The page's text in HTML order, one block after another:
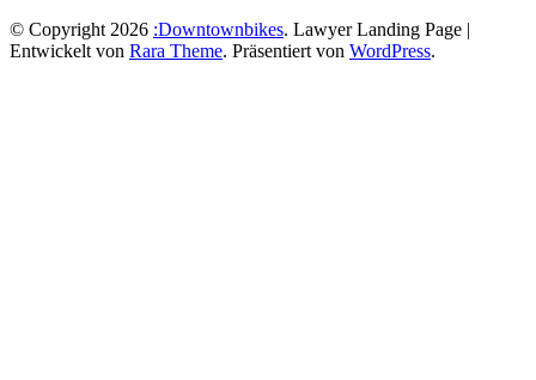
© Copyright 2026 :Downtownbikes. Lawyer Landing Page |
Entwickelt von Rara Theme. Präsentiert von WordPress.